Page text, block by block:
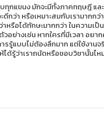
กแขนง มักจะมีทั้งภาคทฤษฎี แ
ว่า หรือเหมาะสมกับเรามากก
าหรือได้ทักษะมากกว่า ในควา
ย่างเช่น หากใครที่มีเวลา อยา
รรู้แบบไม่ต้องลึกมาก แต่ใช้งา
ด้รู้ว่าเราถนัดหรือชอบวิชานั้น